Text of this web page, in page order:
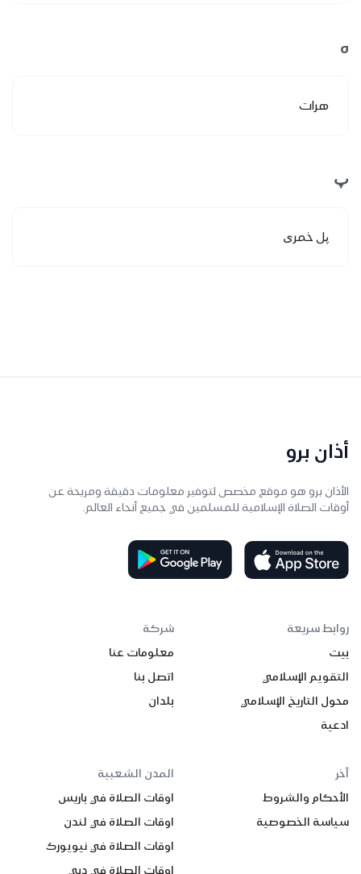
ه
هرات
پ
پل خمری
أذان برو
الأذان برو هو موقع مخصص لتوفير معلومات دقيقة ومريحة عن
أوقات الصلاة الإسلامية للمسلمين في جميع أنحاء العالم.
روابط سريعة
بيت
التقويم الإسلامي
محول التاريخ الإسلامي
ادعية
شركة
معلومات عنا
اتصل بنا
بلدان
آخر
الأحكام والشروط
سياسة الخصوصية
المدن الشعبية
اوقات الصلاة في باريس
اوقات الصلاة في لندن
اوقات الصلاة في نيويورك
اوقات الصلاة في دبي